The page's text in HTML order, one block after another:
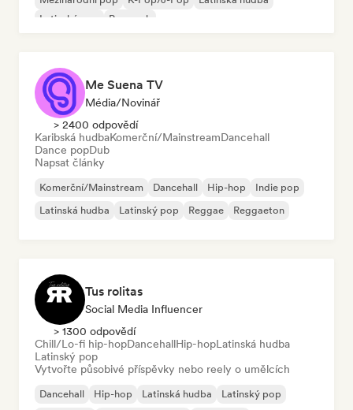
Latinský pop
Pop rock
Me Suena TV
Média/novinář
> 2400 odpovědí
Karibská hudbaKomerční/MainstreamDancehall
Dance popDub
Napsat články
Komerční/Mainstream Dancehall Hip-hop
Indie pop
Latinská hudba
Latinský pop Reggae Reggaeton
Tus rolitas
Social Media Influencer
> 1300 odpovědí
Chill/Lo-fi hip-hopDancehallHip-hopLatinská hudba
Latinský pop
Vytvořte působivé příspěvky nebo reely o umělcích
Dancehall Hip-hop Latinská hudba
Latinský pop